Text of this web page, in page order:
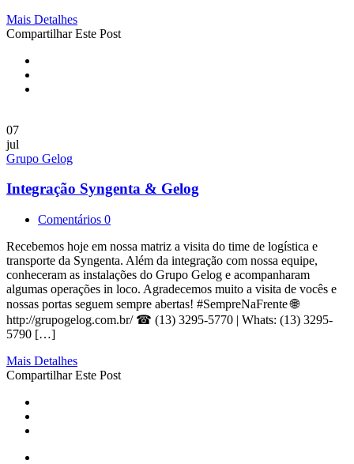
Mais Detalhes
Compartilhar Este Post
07
jul
Grupo Gelog
Integração Syngenta & Gelog
Comentários 0
Recebemos hoje em nossa matriz a visita do time de logística e
transporte da Syngenta. Além da integração com nossa equipe,
conheceram as instalações do Grupo Gelog e acompanharam
algumas operações in loco. Agradecemos muito a visita de vocês e
nossas portas seguem sempre abertas! #SempreNaFrente 🌐
http://grupogelog.com.br/ ☎ (13) 3295-5770 | Whats: (13) 3295-
5790 […]
Mais Detalhes
Compartilhar Este Post